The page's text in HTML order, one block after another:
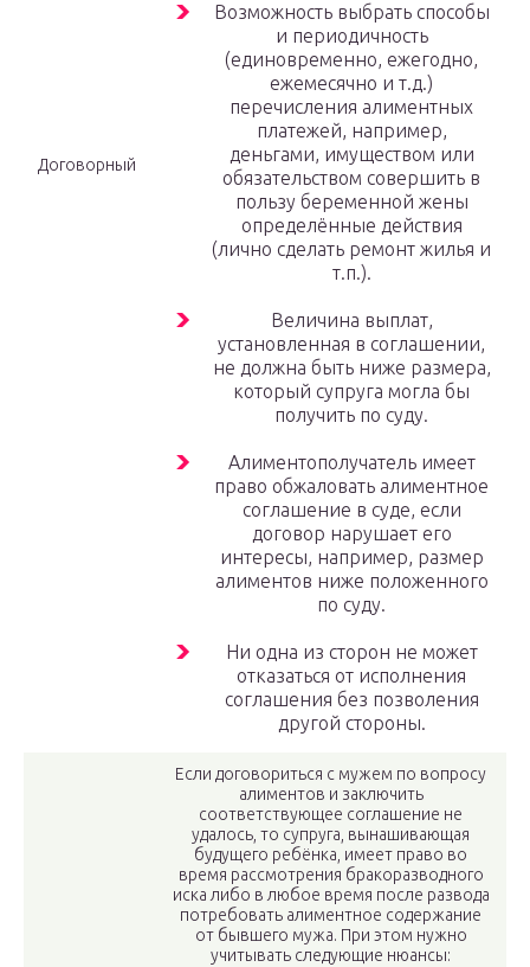
Договорный
Возможность выбрать способы
и периодичность
(единовременно, ежегодно,
ежемесячно и т.д.)
перечисления алиментных
платежей, например,
деньгами, имуществом или
обязательством совершить в
пользу беременной жены
определённые действия
(лично сделать ремонт жилья и
т.п.).
Величина выплат,
установленная в соглашении,
не должна быть ниже размера,
который супруга могла бы
получить по суду.
Алиментополучатель имеет
право обжаловать алиментное
соглашение в суде, если
договор нарушает его
интересы, например, размер
алиментов ниже положенного
по суду.
Ни одна из сторон не может
отказаться от исполнения
соглашения без позволения
другой стороны.
Если договориться с мужем по вопросу
алиментов и заключить
соответствующее соглашение не
удалось, то супруга, вынашивающая
будущего ребёнка, имеет право во
время рассмотрения бракоразводного
иска либо в любое время после развода
потребовать алиментное содержание
от бывшего мужа. При этом нужно
учитывать следующие нюансы: